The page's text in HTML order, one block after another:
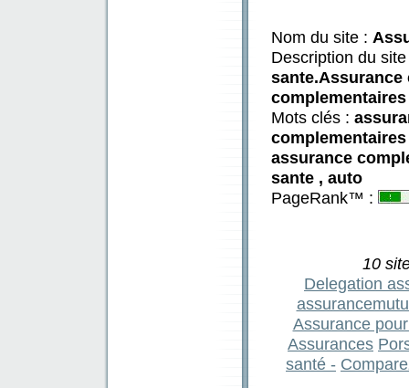
Nom du site :
Description du
sante.Assurance
Mots clés :
assurance
sante , auto
PageRank™ :
10
Delegation
Assurance
Assurances
santé -